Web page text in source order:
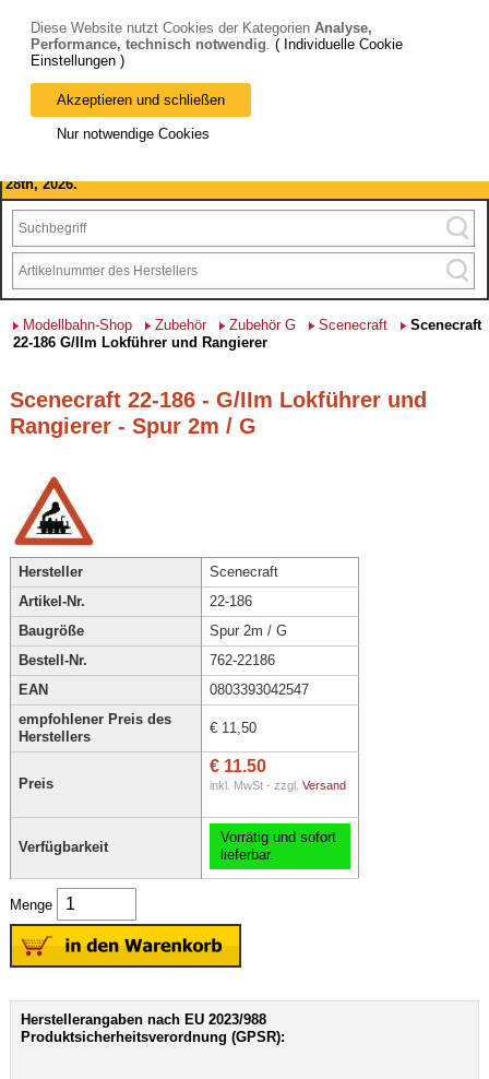
Bitte beachten Sie: wir machen Betriebsferien, vom 03. bis 28.
August 2026 haben wir geschlossen.
28th, 2026.
Modellbahn-Shop Zubehör Zubehör G Scenecraft
Scenecraft
22-186 G/IIm Lokführer und Rangierer
Scenecraft 22-186 - G/IIm Lokführer und
Rangierer - Spur 2m / G
Hersteller
Scenecraft
Artikel-Nr.
22-186
Baugröße
Spur 2m / G
Bestell-Nr.
762-22186
EAN
0803393042547
empfohlener Preis des
Herstellers
€ 11,50
Preis
€ 11.50
inkl. MwSt - zzgl. Versand
Verfügbarkeit
Vorrätig und sofort
lieferbar.
Menge
Herstellerangaben nach EU 2023/988
Produktsicherheitsverordnung (GPSR):
Diese Website nutzt Cookies der Kategorien Analyse,
Performance, technisch notwendig. ( Individuelle Cookie
Einstellungen )
Akzeptieren und schließen
Nur notwendige Cookies